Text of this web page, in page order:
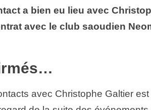
a bien eu lieu avec
avec le club saoudien
avec Christophe Galtier est